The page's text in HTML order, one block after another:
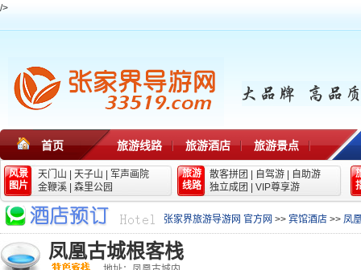
/>
首页 旅游线路 旅游酒店 旅游景点
风景
图片
天门山 天子山
军声画院
金鞭溪
森里公园
旅游
线路
散客拼团 自驾游
自助游
独立成团
VIP尊享游
张家界旅游导游网 官方网 >> 宾馆酒店 >> 凤
凤凰古城根客栈